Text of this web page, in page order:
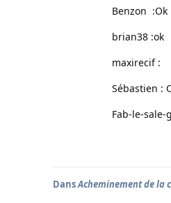
Benzon :Ok
brian38 :ok
maxirecif :
Sébastien :
Fab-le-
DansAcheminement de la